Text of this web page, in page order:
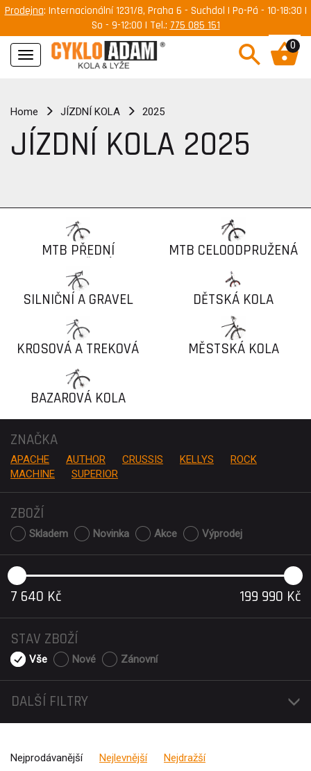
Prodejna: Internacionální 1231/8, Praha 6 - Suchdol | Po-Pá - 10-18:30 |
So - 9-12:00 | Tel.: 775 085 151
Navigace
0
Home JÍZDNÍ KOLA 2025
JÍZDNÍ KOLA 2025
MTB PŘEDNÍ MTB CELOODPRUŽENÁ
SILNIČNÍ A GRAVEL
KOLA
DĚTSKÁ KOLA
KROSOVÁ A TREKOVÁ MĚSTSKÁ KOLA
BAZAROVÁ KOLA
ZNAČKA
APACHE AUTHOR CRUSSIS KELLYS
ROCK
MACHINE
SUPERIOR
ZBOŽÍ
Skladem Novinka Akce Výprodej
7 640 Kč 199 990 Kč
STAV ZBOŽÍ
Vše Nové Zánovní
DALŠÍ FILTRY
Nejprodávanější Nejlevnější
Nejdražší